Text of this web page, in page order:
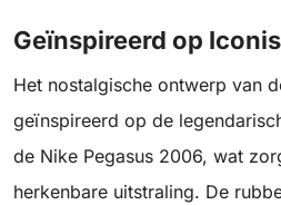
Geïnspireerd op
Het nostalgische ontwerp van
geïnspireerd op de
de Nike Pegasus 2006, wat
herkenbare uitstraling. De